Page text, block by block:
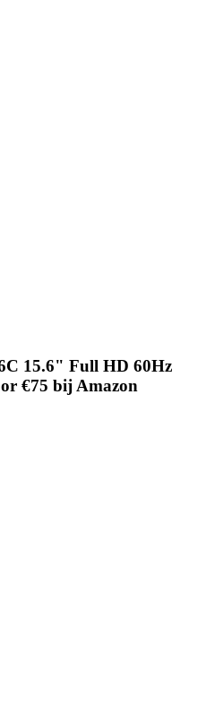
15.6" Full HD 60Hz
€75 bij Amazon